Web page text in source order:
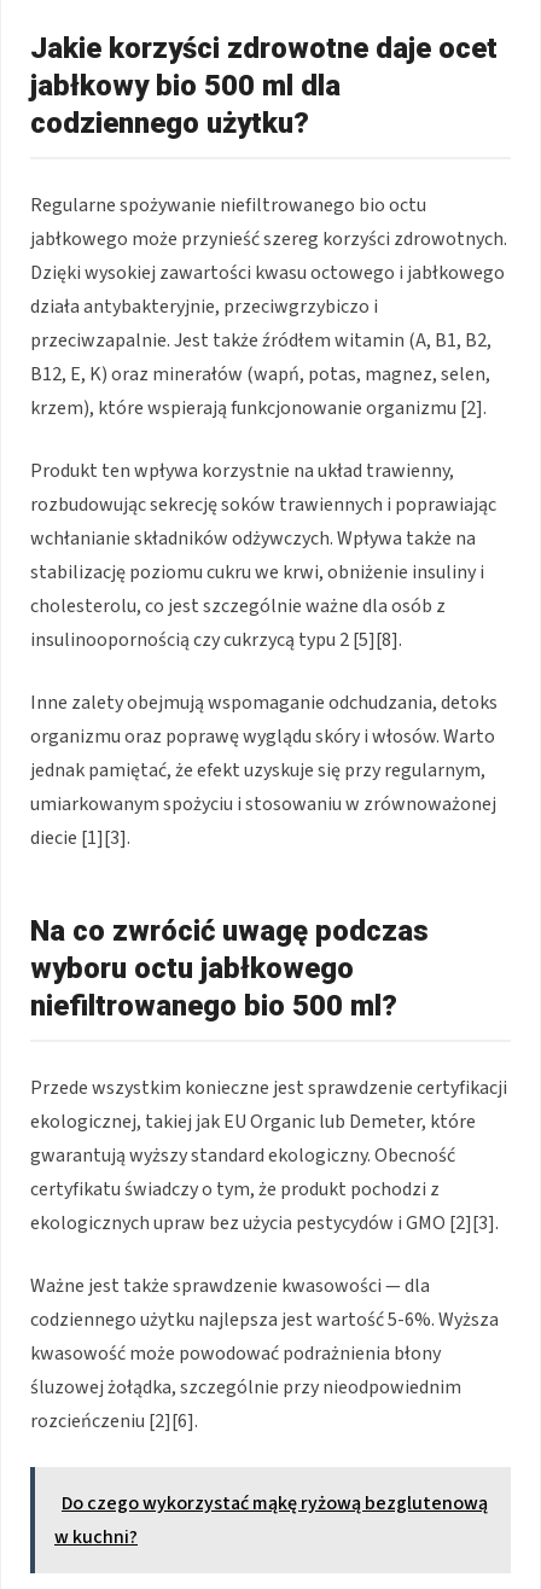
Jakie korzyści zdrowotne daje ocet
jabłkowy bio 500 ml dla
codziennego użytku?
Regularne spożywanie niefiltrowanego bio octu
jabłkowego może przynieść szereg korzyści zdrowotnych.
Dzięki wysokiej zawartości kwasu octowego i jabłkowego
działa antybakteryjnie, przeciwgrzybiczo i
przeciwzapalnie. Jest także źródłem witamin (A, B1, B2,
B12, E, K) oraz minerałów (wapń, potas, magnez, selen,
krzem), które wspierają funkcjonowanie organizmu [2].
Produkt ten wpływa korzystnie na układ trawienny,
rozbudowując sekrecję soków trawiennych i poprawiając
wchłanianie składników odżywczych. Wpływa także na
stabilizację poziomu cukru we krwi, obniżenie insuliny i
cholesterolu, co jest szczególnie ważne dla osób z
insulinoopornością czy cukrzycą typu 2 [5][8].
Inne zalety obejmują wspomaganie odchudzania, detoks
organizmu oraz poprawę wyglądu skóry i włosów. Warto
jednak pamiętać, że efekt uzyskuje się przy regularnym,
umiarkowanym spożyciu i stosowaniu w zrównoważonej
diecie [1][3].
Na co zwrócić uwagę podczas
wyboru octu jabłkowego
niefiltrowanego bio 500 ml?
Przede wszystkim konieczne jest sprawdzenie certyfikacji
ekologicznej, takiej jak EU Organic lub Demeter, które
gwarantują wyższy standard ekologiczny. Obecność
certyfikatu świadczy o tym, że produkt pochodzi z
ekologicznych upraw bez użycia pestycydów i GMO [2][3].
Ważne jest także sprawdzenie kwasowości — dla
codziennego użytku najlepsza jest wartość 5-6%. Wyższa
kwasowość może powodować podrażnienia błony
śluzowej żołądka, szczególnie przy nieodpowiednim
rozcieńczeniu [2][6].
Do czego wykorzystać mąkę ryżową bezglutenową
w kuchni?